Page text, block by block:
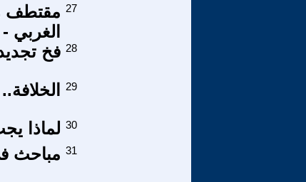
مقتطف
الغربي -
27
فخ 28
29
لماذا 30
مباحث في 31